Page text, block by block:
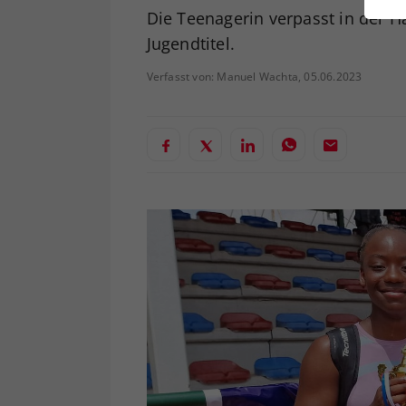
Die Teenagerin verpasst in der
Jugendtitel.
Verfasst von: Manuel Wachta, 05.06.2023